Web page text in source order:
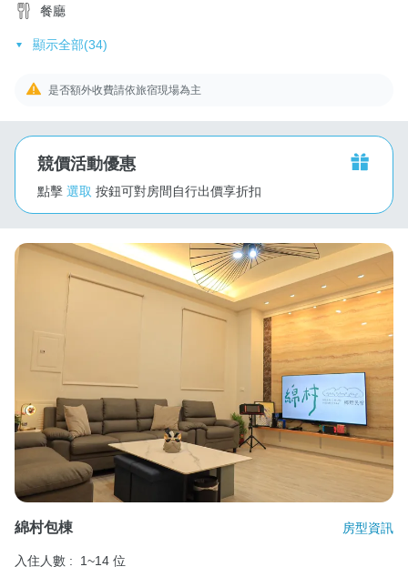
餐廳
顯示全部(34)
是否額外收費請依旅宿現場為主
競價活動優惠
點擊 選取 按鈕可對房間自行出價享折扣
綿村包棟 房型資訊
入住人數 :
1~14 位